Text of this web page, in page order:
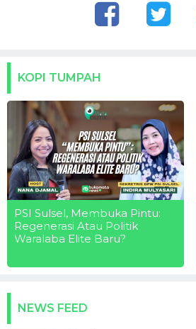
KOPI TUMPAH
PSI Sulsel, Membuka Pintu:
Regenerasi Atau Politik
Waralaba Elite Baru?
NEWS FEED